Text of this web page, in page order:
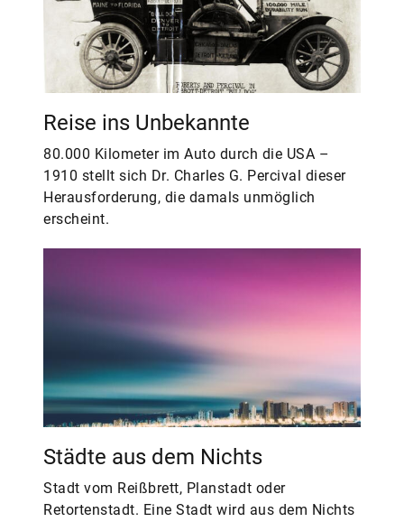
Reise ins Unbekannte
80.000 Kilometer im Auto durch die USA –
1910 stellt sich Dr. Charles G. Percival dieser
Herausforderung, die damals unmöglich
erscheint.
Städte aus dem Nichts
Stadt vom Reißbrett, Planstadt oder
Retortenstadt. Eine Stadt wird aus dem Nichts